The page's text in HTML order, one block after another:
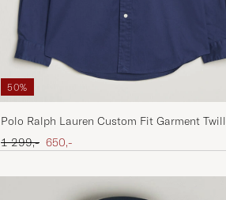
50%
Polo Ralph Lauren Custom Fit Garment Twill
Shirt Newport Navy
Ordinary pris
1 299,- Nedsat pris
650,-